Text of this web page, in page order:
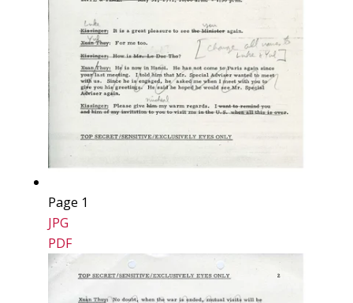
Page 1
JPG
PDF